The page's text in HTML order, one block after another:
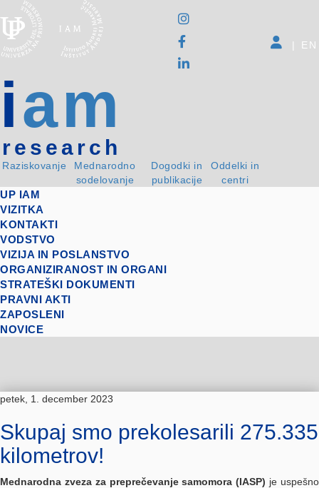
iam
research
Raziskovanje
Mednarodno
sodelovanje
Dogodki in
publikacije
Oddelki in
centri
| EN
UP IAM
VIZITKA
KONTAKTI
VODSTVO
VIZIJA IN POSLANSTVO
ORGANIZIRANOST IN ORGANI
STRATEŠKI DOKUMENTI
PRAVNI AKTI
ZAPOSLENI
NOVICE
petek, 1. december 2023
Skupaj smo prekolesarili 275.335
kilometrov!
Mednarodna zveza za preprečevanje samomora (IASP) je uspešno